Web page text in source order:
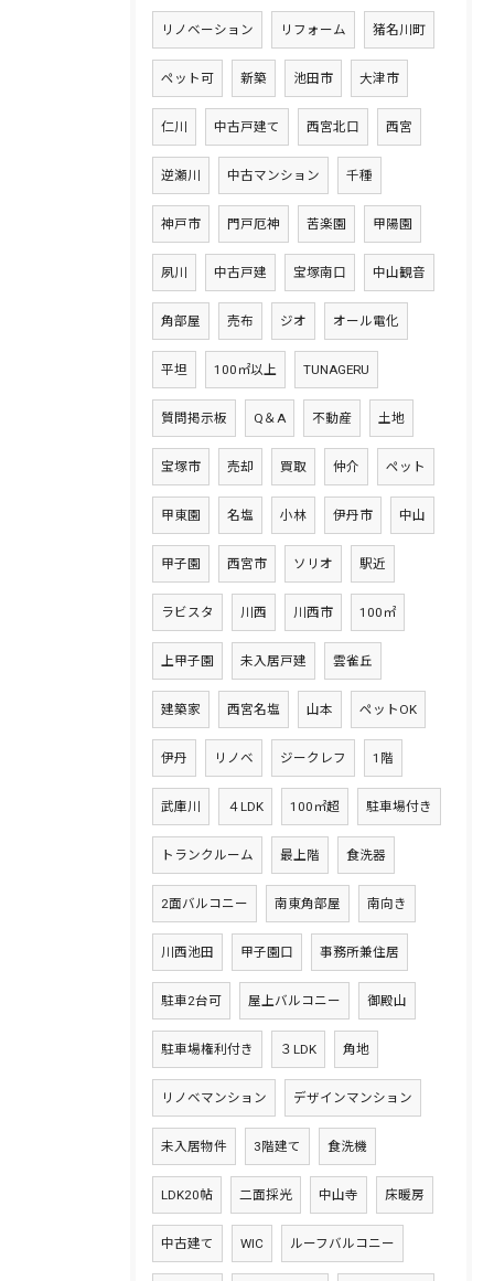
リノベーション リフォーム 猪名川町
ペット可 新築 池田市 大津市
仁川 中古戸建て 西宮北口 西宮
逆瀬川 中古マンション 千種
神戸市 門戸厄神 苦楽園 甲陽園
夙川 中古戸建 宝塚南口 中山観音
角部屋 売布 ジオ オール電化
平坦 100㎡以上 TUNAGERU
質問掲示板 Q＆A 不動産 土地
宝塚市 売却 買取 仲介 ペット
甲東園 名塩 小林 伊丹市 中山
甲子園 西宮市 ソリオ 駅近
ラビスタ 川西 川西市 100㎡
上甲子園 未入居戸建 雲雀丘
建築家 西宮名塩 山本 ペットOK
伊丹 リノベ ジークレフ 1階
武庫川 ４LDK 100㎡超 駐車場付き
トランクルーム 最上階 食洗器
2面バルコニー 南東角部屋 南向き
川西池田 甲子園口 事務所兼住居
駐車2台可 屋上バルコニー 御殿山
駐車場権利付き ３LDK 角地
リノベマンション デザインマンション
未入居物件 3階建て 食洗機
LDK20帖 二面採光 中山寺 床暖房
中古建て WIC ルーフバルコニー